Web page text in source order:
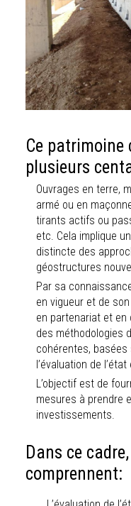
Ce
plusieurs
Ouvrages en terre,
armé ou en
tirants actifs ou
etc. Cela implique
distincte des
géostructures
Par sa
en vigueur et de
en partenariat et en
des méthodologies
cohérentes, basées
l’évaluation de
L’objectif est de
mesures à prendre
investissements.
Dans ce
comprennent: